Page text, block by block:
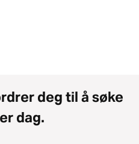
deg til å søke
dag.